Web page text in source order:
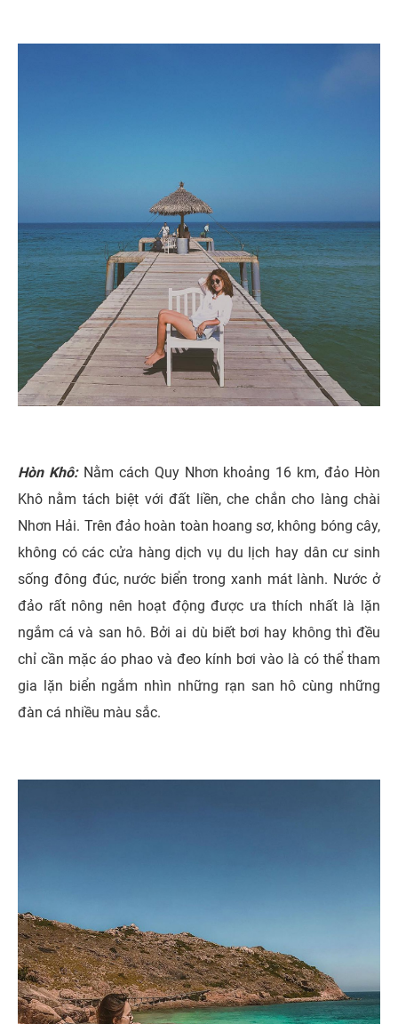
Hòn Khô: Nằm cách Quy Nhơn khoảng 16 km, đảo Hòn
Khô nằm tách biệt với đất liền, che chắn cho làng chài
Nhơn Hải. Trên đảo hoàn toàn hoang sơ, không bóng cây,
không có các cửa hàng dịch vụ du lịch hay dân cư sinh
sống đông đúc, nước biển trong xanh mát lành. Nước ở
đảo rất nông nên hoạt động được ưa thích nhất là lặn
ngắm cá và san hô. Bởi ai dù biết bơi hay không thì đều
chỉ cần mặc áo phao và đeo kính bơi vào là có thể tham
gia lặn biển ngắm nhìn những rạn san hô cùng những
đàn cá nhiều màu sắc.